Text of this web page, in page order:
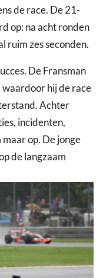
de race. De 21-
op: na acht ronden
ruim zes seconden.
De Fransman
hij de race
Achter
incidenten,
op. De jonge
de langzaam